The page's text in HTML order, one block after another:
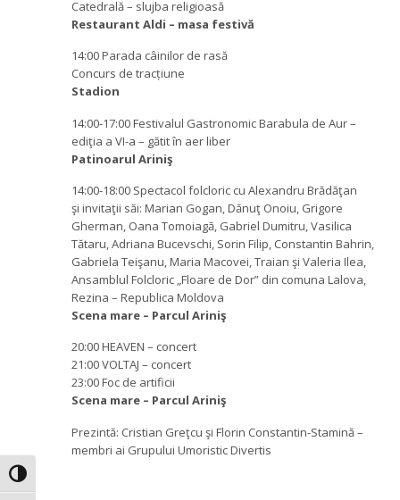
Toggle High Contrast
Catedrală – slujba religioasă
Restaurant Aldi – masa festivă
14:00 Parada câinilor de rasă
Concurs de tracțiune
Stadion
14:00-17:00 Festivalul Gastronomic Barabula de Aur –
ediţia a VI-a – gătit în aer liber
Patinoarul Ariniş
14:00-18:00 Spectacol folcloric cu Alexandru Brădăţan
şi invitaţii săi: Marian Gogan, Dănuţ Onoiu, Grigore
Gherman, Oana Tomoiagă, Gabriel Dumitru, Vasilica
Tătaru, Adriana Bucevschi, Sorin Filip, Constantin Bahrin,
Gabriela Teişanu, Maria Macovei, Traian şi Valeria Ilea,
Ansamblul Folcloric „Floare de Dor” din comuna Lalova,
Rezina – Republica Moldova
Scena mare – Parcul Ariniş
20:00 HEAVEN – concert
21:00 VOLTAJ – concert
23:00 Foc de artificii
Scena mare – Parcul Ariniş
Prezintă: Cristian Greţcu şi Florin Constantin-Stamină –
membri ai Grupului Umoristic Divertis